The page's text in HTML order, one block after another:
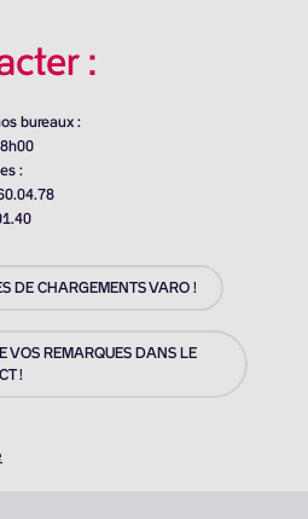
:
bureaux :
:
DE CHARGEMENTS VARO !
VOS REMARQUES DANS LE
!